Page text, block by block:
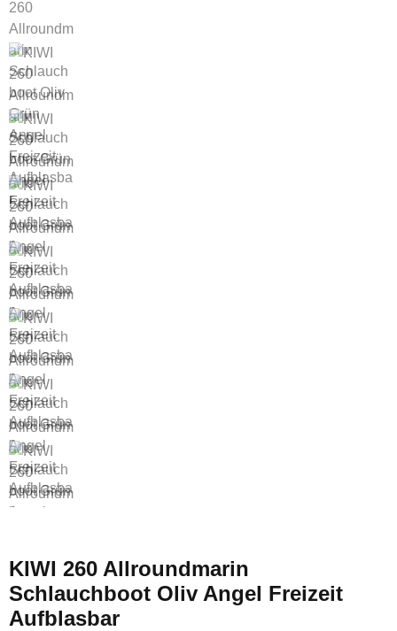
KIWI 260 Allroundmarin
Schlauchboot Oliv Angel Freizeit
Aufblasbar